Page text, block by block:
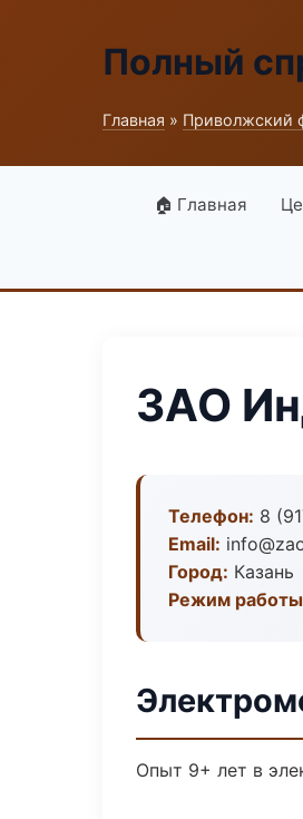
Полный
Главная » Приволжский
🏠 Главная
ЗАО
Телефон: 8
Email:
Город: Казань
Режим
Опыт 9+ лет в